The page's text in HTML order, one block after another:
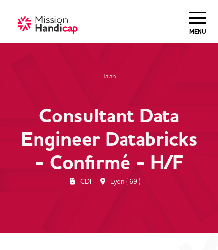
MENU
Talan
Consultant Data
Engineer Databricks
- Confirmé - H/F
CDI Lyon ( 69 )